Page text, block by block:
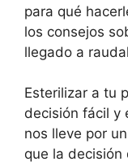
para qué
los consejos
llegado a
Esterilizar a tu
decisión fácil y
nos lleve por
que la decisión